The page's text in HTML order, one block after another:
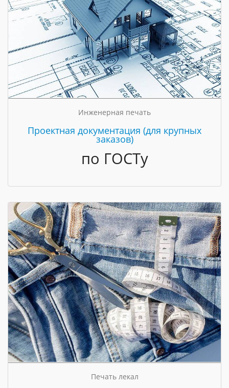
Инженерная печать
Проектная документация (для крупных
заказов)
по ГОСТу
Печать лекал